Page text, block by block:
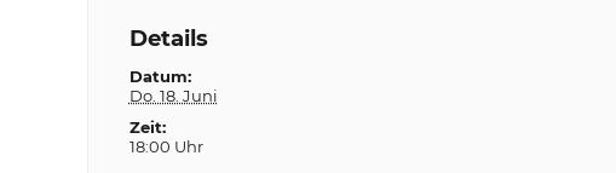
Details
Datum:
Do. 18. Juni
Zeit:
18:00 Uhr